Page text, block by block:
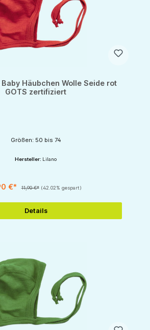
Häubchen Wolle Seide rot
GOTS zertifiziert
Größen: 50 bis 74
Hersteller: Lilano
€* 11,90 €* (42.02% gespart)
Details